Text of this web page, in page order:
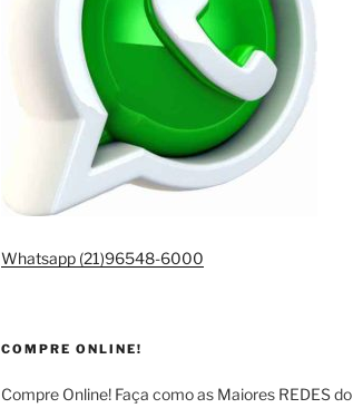
Whatsapp (21)96548-6000
COMPRE ONLINE!
Compre Online! Faça como as Maiores REDES do